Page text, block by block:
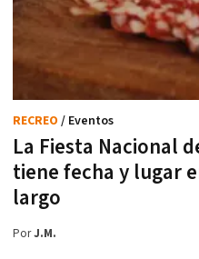
La Fiesta Nacional
tiene fecha y lugar
largo
RECREO / Eventos
PorJ.M.